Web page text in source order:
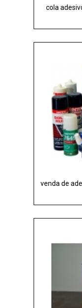
cola
venda de